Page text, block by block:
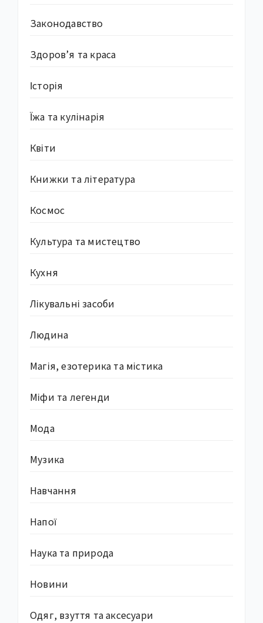
Законодавство
Здоров’я та краса
Історія
Їжа та кулінарія
Квіти
Книжки та література
Космос
Культура та мистецтво
Кухня
Лікувальні засоби
Людина
Магія, езотерика та містика
Міфи та легенди
Мода
Музика
Навчання
Напої
Наука та природа
Новини
Одяг, взуття та аксесуари